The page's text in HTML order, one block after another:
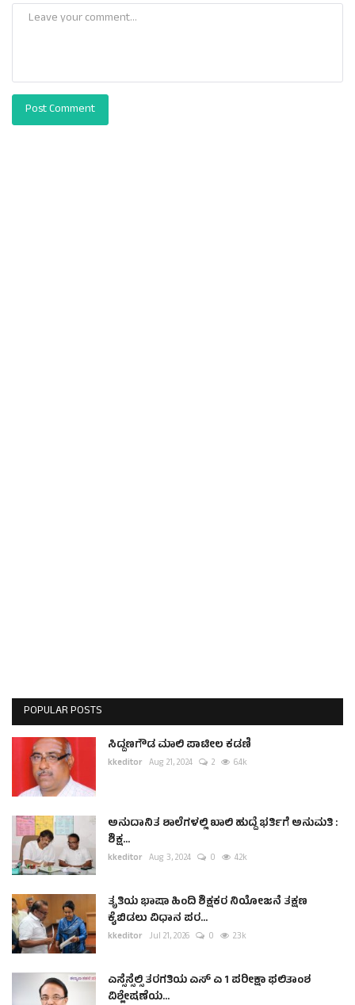
Post Comment
POPULAR POSTS
ಸಿದ್ದಣಗೌಡ ಮಾಲಿ ಪಾಟೀಲ ಕಡಣಿ
kkeditor Aug 21, 2024 2 6.4k
ಅನುದಾನಿತ ಶಾಲೆಗಳಲ್ಲಿ ಖಾಲಿ ಹುದ್ದೆ ಭರ್ತಿಗೆ ಅನುಮತಿ :
ಶಿಕ್ಷ...
kkeditor Aug 3, 2024 0 4.2k
ತೃತಿಯ ಭಾಷಾ ಹಿಂದಿ ಶಿಕ್ಷಕರ ನಿಯೋಜನೆ ತಕ್ಷಣ
ಕೈಬಿಡಲು ವಿಧಾನ ಪರ...
kkeditor Jul 21, 2026 0 2.3k
ಎಸ್ಸೆಸ್ಸೆಲ್ಸಿ ತರಗತಿಯ ಎಸ್ ಎ 1 ಪರೀಕ್ಷಾ ಫಲಿತಾಂಶ
ವಿಶ್ಲೇಷಣೆಯ...